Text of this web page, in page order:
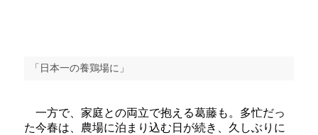
「日本一の養鶏場に」
一方で、家庭との両立で抱える葛藤も。多忙だっ
た今春は、農場に泊まり込む日が続き、久しぶりに